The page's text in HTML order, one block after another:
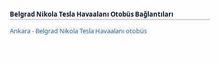
Belgrad Nikola Tesla Havaalanı Otobüs Bağlantıları
Ankara - Belgrad Nikola Tesla Havaalanı otobüs